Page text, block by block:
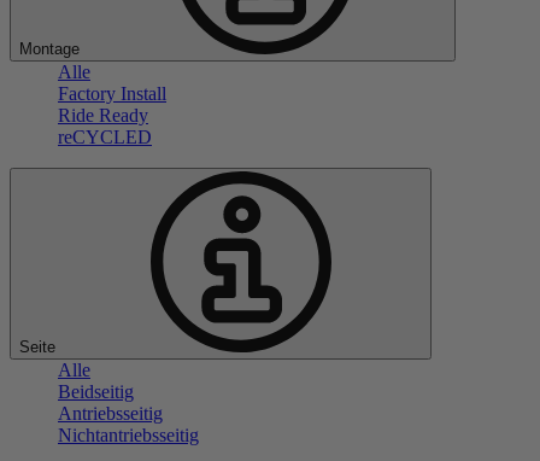
Montage
Alle
Factory Install
Ride Ready
reCYCLED
Seite
Alle
Beidseitig
Antriebsseitig
Nichtantriebsseitig